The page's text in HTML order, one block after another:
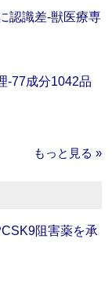
認識差‐獣医療専
‐77成分1042品
もっと見る »
阻害薬を承